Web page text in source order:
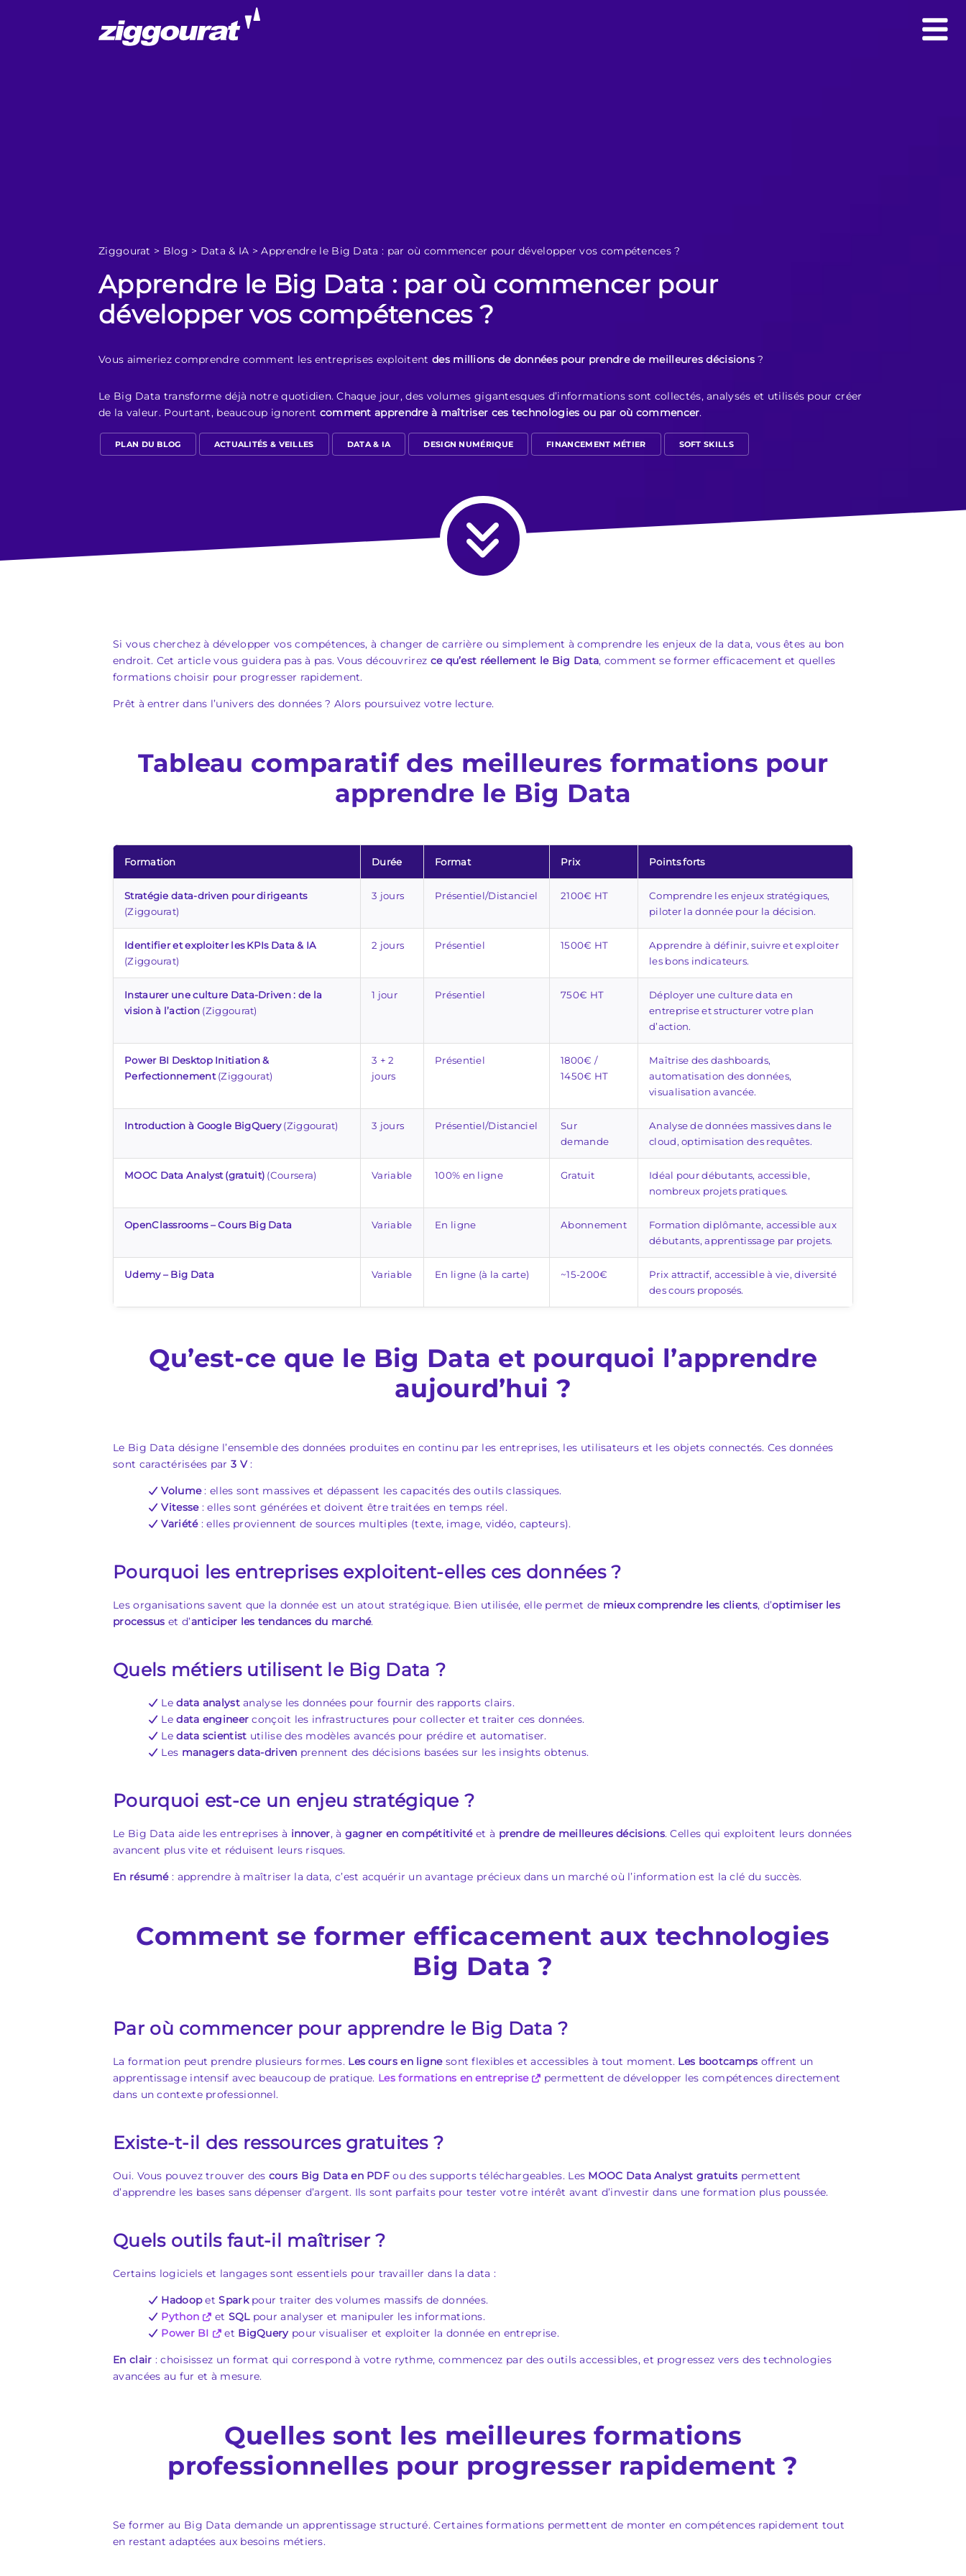
Ziggourat > Blog > Data & IA >Apprendre le Big Data : par où commencer pour développer vos compétences ?
Apprendre le Big Data : par où commencer pour
développer vos compétences ?
Vous aimeriez comprendre comment les entreprises exploitent des millions de données pour prendre de meilleures décisions ?
Le Big Data transforme déjà notre quotidien. Chaque jour, des volumes gigantesques d’informations sont collectés, analysés et utilisés pour créer
de la valeur. Pourtant, beaucoup ignorent comment apprendre à maîtriser ces technologies ou par où commencer.
PLAN DU BLOG ACTUALITÉS & VEILLES DATA & IA DESIGN NUMÉRIQUE FINANCEMENT MÉTIER SOFT SKILLS
Si vous cherchez à développer vos compétences, à changer de carrière ou simplement à comprendre les enjeux de la data, vous êtes au bon
endroit. Cet article vous guidera pas à pas. Vous découvrirez ce qu’est réellement le Big Data, comment se former efficacement et quelles
formations choisir pour progresser rapidement.
Prêt à entrer dans l’univers des données ? Alors poursuivez votre lecture.
Tableau comparatif des meilleures formations pour
apprendre le Big Data
Formation Durée Format Prix Points forts
Stratégie data-driven pour dirigeants
(Ziggourat)
3 jours Présentiel/Distanciel 2100€ HT
Comprendre les enjeux stratégiques,
piloter la donnée pour la décision.
Identifier et exploiter les KPIs Data & IA
(Ziggourat)
2 jours Présentiel 1500€ HT
Apprendre à définir, suivre et exploiter
les bons indicateurs.
Instaurer une culture Data-Driven : de la
vision à l’action (Ziggourat)
1 jour Présentiel 750€ HT
Déployer une culture data en
entreprise et structurer votre plan
d’action.
Power BI Desktop Initiation &
Perfectionnement(Ziggourat)
3 + 2
jours
Présentiel
1800€ /
1450€ HT
Maîtrise des dashboards,
automatisation des données,
visualisation avancée.
Introduction à Google BigQuery(Ziggourat) 3 jours Présentiel/Distanciel
Sur
demande
Analyse de données massives dans le
cloud, optimisation des requêtes.
MOOC Data Analyst (gratuit) (Coursera) Variable 100% en ligne Gratuit
Idéal pour débutants, accessible,
nombreux projets pratiques.
OpenClassrooms – Cours Big Data Variable En ligne Abonnement
Formation diplômante, accessible aux
débutants, apprentissage par projets.
Udemy – Big Data Variable En ligne (à la carte) ~15-200€
Prix attractif, accessible à vie, diversité
des cours proposés.
Qu’est-ce que le Big Data et pourquoi l’apprendre
aujourd’hui ?
Le Big Data désigne l’ensemble des données produites en continu par les entreprises, les utilisateurs et les objets connectés. Ces données
sont caractérisées par 3 V:
Volume: elles sont massives et dépassent les capacités des outils classiques.
Vitesse: elles sont générées et doivent être traitées en temps réel.
Variété: elles proviennent de sources multiples (texte, image, vidéo, capteurs).
Pourquoi les entreprises exploitent-elles ces données ?
Les organisations savent que la donnée est un atout stratégique. Bien utilisée, elle permet de mieux comprendre les clients, d’optimiser les
processus et d’anticiper les tendances du marché.
Quels métiers utilisent le Big Data ?
Ledata analystanalyse les données pour fournir des rapports clairs.
Ledata engineer conçoit les infrastructures pour collecter et traiter ces données.
Ledata scientist utilise des modèles avancés pour prédire et automatiser.
Les managers data-driven prennent des décisions basées sur les insights obtenus.
Pourquoi est-ce un enjeu stratégique ?
Le Big Data aide les entreprises à innover, à gagner en compétitivitéet à prendre de meilleures décisions. Celles qui exploitent leurs données
avancent plus vite et réduisent leurs risques.
En résumé: apprendre à maîtriser la data, c’est acquérir un avantage précieux dans un marché où l’information est la clé du succès.
Comment se former efficacement aux technologies
Big Data ?
Par où commencer pour apprendre le Big Data ?
La formation peut prendre plusieurs formes. Les cours en lignesont flexibles et accessibles à tout moment. Les bootcamps offrent un
apprentissage intensif avec beaucoup de pratique. Les formations en entreprise
permettent de développer les compétences directement
dans un contexte professionnel.
Existe-t-il des ressources gratuites ?
Oui. Vous pouvez trouver des cours Big Data en PDF ou des supports téléchargeables. Les MOOC Data Analyst gratuits permettent
d’apprendre les bases sans dépenser d’argent. Ils sont parfaits pour tester votre intérêt avant d’investir dans une formation plus poussée.
Quels outils faut-il maîtriser ?
Certains logiciels et langages sont essentiels pour travailler dans la data :
HadoopetSparkpour traiter des volumes massifs de données.
Python
et SQLpour analyser et manipuler les informations.
Power BI
et BigQuery pour visualiser et exploiter la donnée en entreprise.
En clair : choisissez un format qui correspond à votre rythme, commencez par des outils accessibles, et progressez vers des technologies
avancées au fur et à mesure.
Quelles sont les meilleures formations
professionnelles pour progresser rapidement ?
Se former au Big Data demande un apprentissage structuré. Certaines formations permettent de monter en compétences rapidement tout
en restant adaptées aux besoins métiers.